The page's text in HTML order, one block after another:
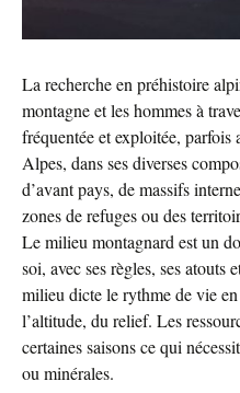
La recherche en préhistoire
montagne et les hommes à
fréquentée et exploitée, parfois
Alpes, dans ses diverses
d’avant pays, de massifs
zones de refuges ou des
Le milieu montagnard est un
soi, avec ses règles, ses atouts
milieu dicte le rythme de vie
l’altitude, du relief. Les
certaines saisons ce qui
ou minérales.